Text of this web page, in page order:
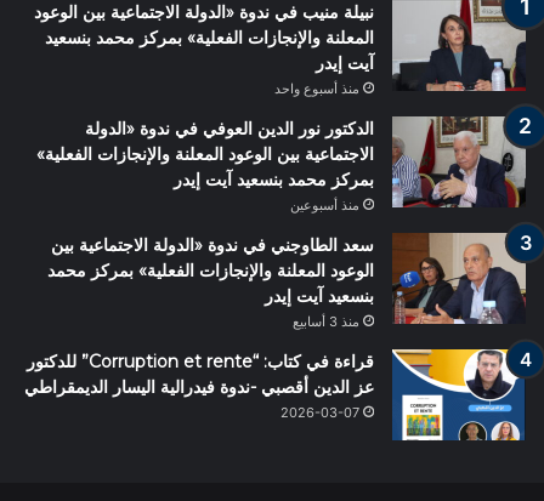
نبيلة منيب في ندوة «الدولة الاجتماعية بين الوعود
المعلنة والإنجازات الفعلية» بمركز محمد بنسعيد
آيت إيدر
منذ أسبوع واحد
الدكتور نور الدين العوفي في ندوة «الدولة
الاجتماعية بين الوعود المعلنة والإنجازات الفعلية»
بمركز محمد بنسعيد آيت إيدر
منذ أسبوعين
سعد الطاوجني في ندوة «الدولة الاجتماعية بين
الوعود المعلنة والإنجازات الفعلية» بمركز محمد
بنسعيد آيت إيدر
منذ 3 أسابيع
قراءة في كتاب: “Corruption et rente” للدكتور
عز الدين أقصبي -ندوة فيدرالية اليسار الديمقراطي
2026-03-07